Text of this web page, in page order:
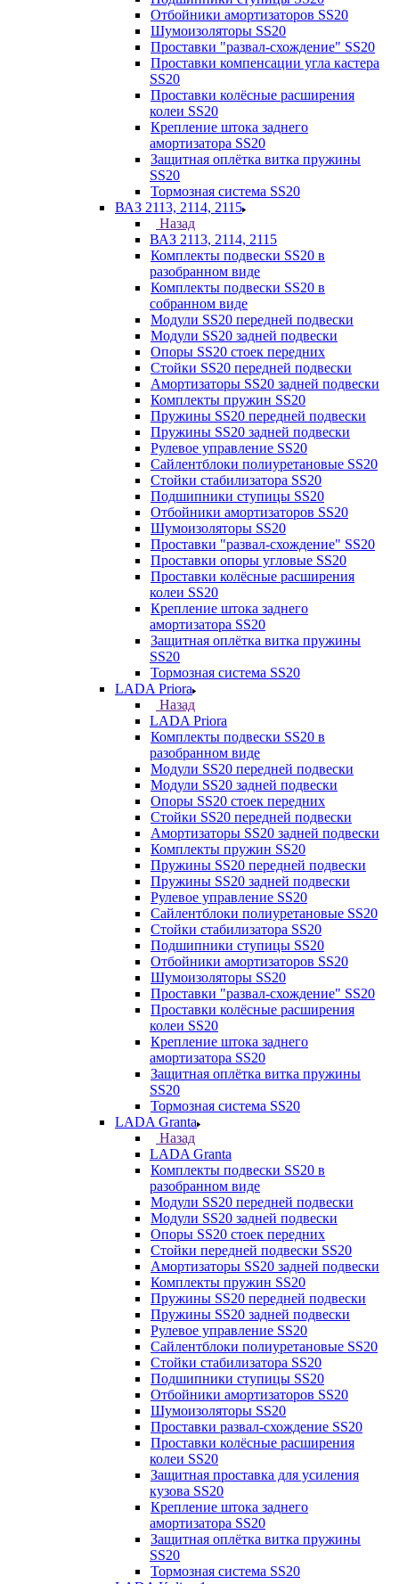
Отбойники амортизаторов SS20
Шумоизоляторы SS20
Проставки "развал-схождение" SS20
Проставки компенсации угла кастера
SS20
Проставки колёсные расширения
колеи SS20
Крепление штока заднего
амортизатора SS20
Защитная оплётка витка пружины
SS20
Тормозная система SS20
ВАЗ 2113, 2114, 2115
Назад
ВАЗ 2113, 2114, 2115
Комплекты подвески SS20 в
разобранном виде
Комплекты подвески SS20 в
собранном виде
Модули SS20 передней подвески
Модули SS20 задней подвески
Опоры SS20 стоек передних
Стойки SS20 передней подвески
Амортизаторы SS20 задней подвески
Комплекты пружин SS20
Пружины SS20 передней подвески
Пружины SS20 задней подвески
Рулевое управление SS20
Сайлентблоки полиуретановые SS20
Стойки стабилизатора SS20
Подшипники ступицы SS20
Отбойники амортизаторов SS20
Шумоизоляторы SS20
Проставки "развал-схождение" SS20
Проставки опоры угловые SS20
Проставки колёсные расширения
колеи SS20
Крепление штока заднего
амортизатора SS20
Защитная оплётка витка пружины
SS20
Тормозная система SS20
LADA Priora
Назад
LADA Priora
Комплекты подвески SS20 в
разобранном виде
Модули SS20 передней подвески
Модули SS20 задней подвески
Опоры SS20 стоек передних
Стойки SS20 передней подвески
Амортизаторы SS20 задней подвески
Комплекты пружин SS20
Пружины SS20 передней подвески
Пружины SS20 задней подвески
Рулевое управление SS20
Сайлентблоки полиуретановые SS20
Стойки стабилизатора SS20
Подшипники ступицы SS20
Отбойники амортизаторов SS20
Шумоизоляторы SS20
Проставки "развал-схождение" SS20
Проставки колёсные расширения
колеи SS20
Крепление штока заднего
амортизатора SS20
Защитная оплётка витка пружины
SS20
Тормозная система SS20
LADA Granta
Назад
LADA Granta
Комплекты подвески SS20 в
разобранном виде
Модули SS20 передней подвески
Модули SS20 задней подвески
Опоры SS20 стоек передних
Стойки передней подвески SS20
Амортизаторы SS20 задней подвески
Комплекты пружин SS20
Пружины SS20 передней подвески
Пружины SS20 задней подвески
Рулевое управление SS20
Сайлентблоки полиуретановые SS20
Стойки стабилизатора SS20
Подшипники ступицы SS20
Отбойники амортизаторов SS20
Шумоизоляторы SS20
Проставки развал-схождение SS20
Проставки колёсные расширения
колеи SS20
Защитная проставка для усиления
кузова SS20
Крепление штока заднего
амортизатора SS20
Защитная оплётка витка пружины
SS20
Тормозная система SS20